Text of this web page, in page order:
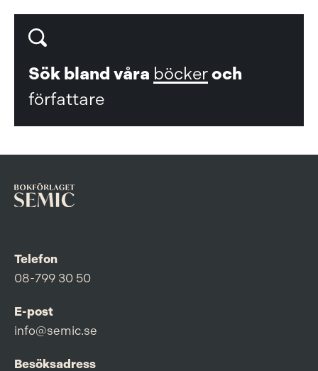
Sök bland våra böckeroch
författare
Telefon
08-799 30 50
E-post
info@semic.se
Besöksadress